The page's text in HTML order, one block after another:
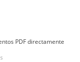
PDF directamente